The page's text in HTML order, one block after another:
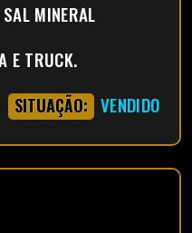
MINERAL
E TRUCK.
SITUAÇÃO: VENDIDO